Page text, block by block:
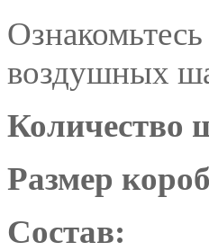
Ознакомьтесь
воздушных
Количество
Размер
Состав: